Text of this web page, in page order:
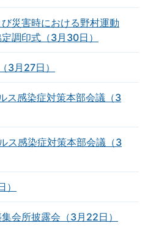
災害時における野村運動
調印式（3月30日）
月27日）
ス感染症対策本部会議（3
ス感染症対策本部会議（3
会所披露会（3月22日）